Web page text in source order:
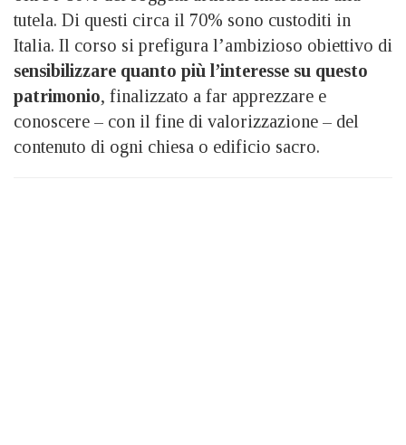
tutela. Di questi circa il 70% sono custoditi in
Italia. Il corso si prefigura l’ambizioso obiettivo di
sensibilizzare quanto più l’interesse su questo
patrimonio, finalizzato a far apprezzare e
conoscere – con il fine di valorizzazione – del
contenuto di ogni chiesa o edificio sacro.